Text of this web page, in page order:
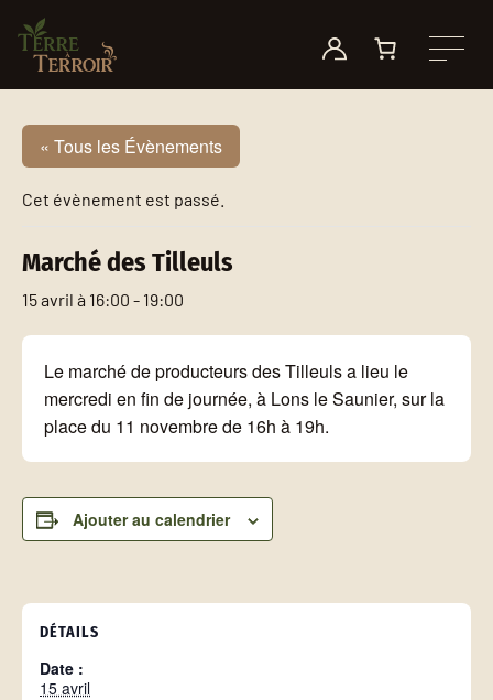
« Tous les Évènements
Cet évènement est passé.
Marché des Tilleuls
15 avril à 16:00 - 19:00
Le marché de producteurs des Tilleuls a lieu le
mercredi en fin de journée, à Lons le Saunier, sur la
place du 11 novembre de 16h à 19h.
Ajouter au calendrier
DÉTAILS
Date :
15 avril
Longoulet
Autres produits
Petite histoire des plantes à fumer
Quel consommateur êtes-vous ?
On parle de nous !
Nos fournisseurs
Événements
Nous contacter